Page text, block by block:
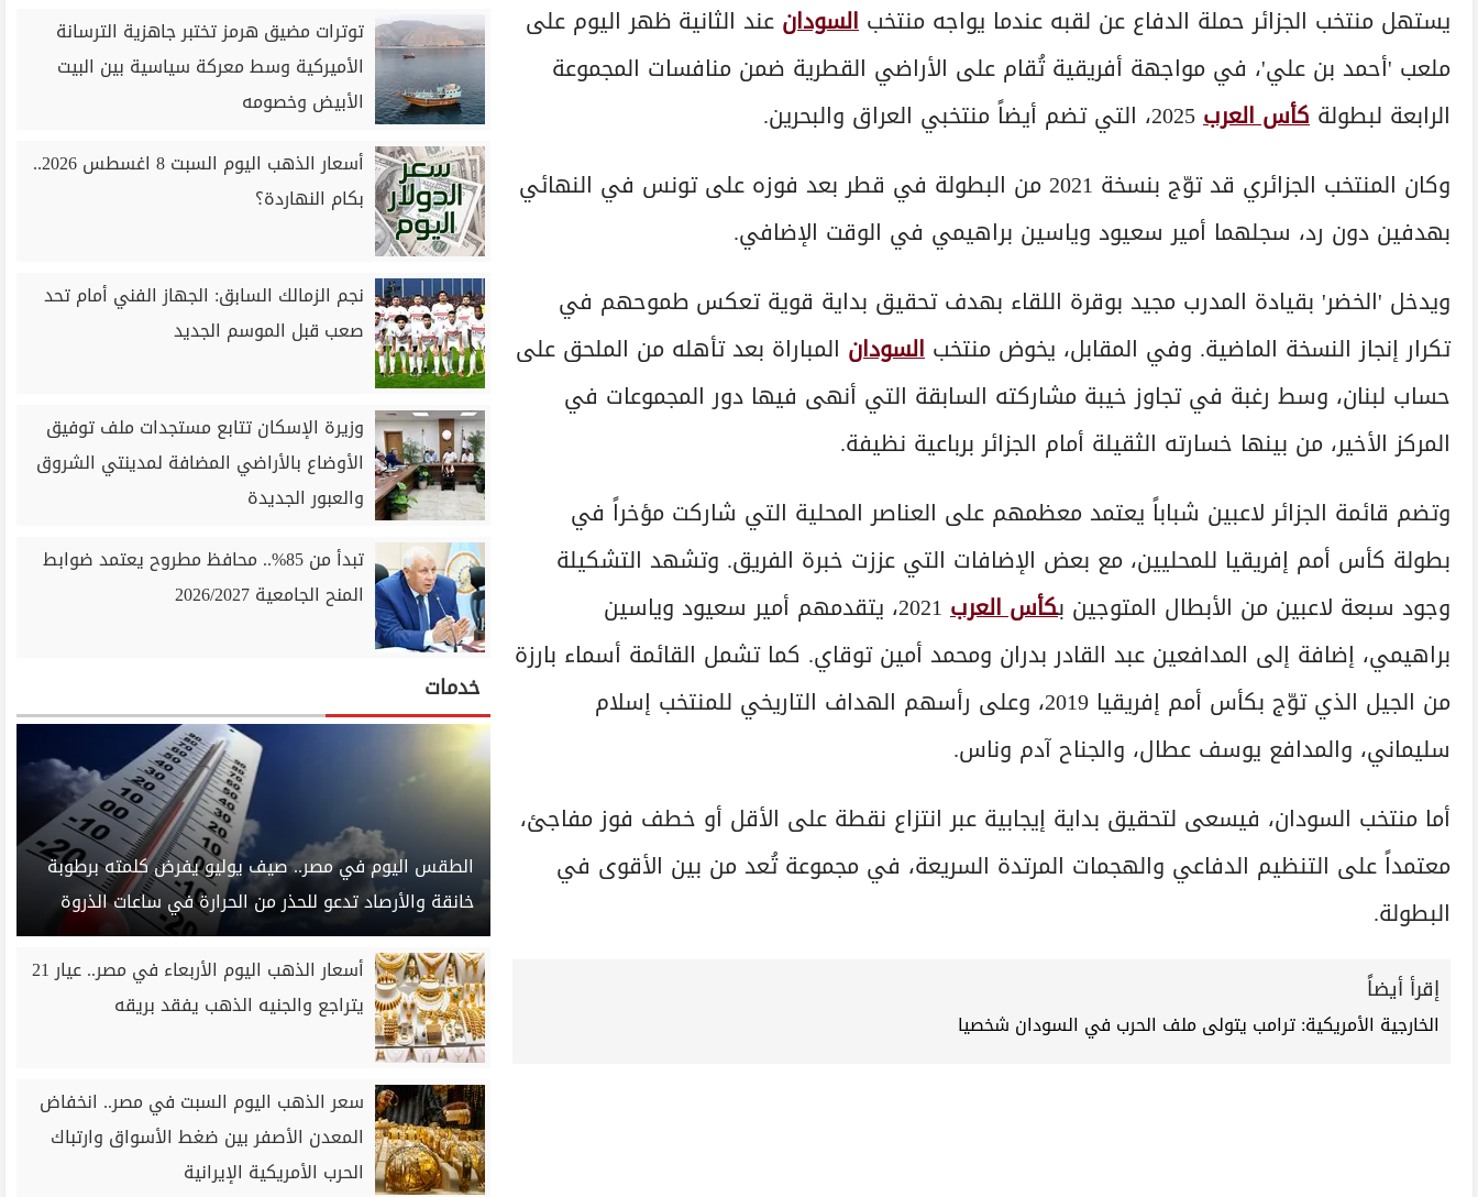
يستهل منتخب الجزائر حملة الدفاع عن لقبه عندما يواجه منتخب السودان عند الثانية ظهر اليوم على
ملعب 'أحمد بن علي'، في مواجهة أفريقية تُقام على الأراضي القطرية ضمن منافسات المجموعة
الرابعة لبطولة كأس العرب
وكان المنتخب الجزائري قد توّج بنسخة 2021 من البطولة في قطر بعد فوزه على تونس في النهائي
بهدفين دون رد، سجلهما أمير سعيود وياسين براهيمي في الوقت الإضافي.
ويدخل 'الخضر' بقيادة المدرب مجيد بوقرة اللقاء بهدف تحقيق بداية قوية تعكس طموحهم في
تكرار إنجاز النسخة الماضية. وفي المقابل، يخوض منتخب السودان المباراة بعد تأهله من الملحق على
حساب لبنان، وسط رغبة في تجاوز خيبة مشاركته السابقة التي أنهى فيها دور المجموعات في
المركز الأخير، من بينها خسارته الثقيلة أمام الجزائر برباعية نظيفة.
وتضم قائمة الجزائر لاعبين شباباً يعتمد معظمهم على العناصر المحلية التي شاركت مؤخراً في
بطولة كأس أمم إفريقيا للمحليين، مع بعض الإضافات التي عززت خبرة الفريق. وتشهد التشكيلة
وجود سبعة لاعبين من الأبطال المتوجين بكأس العرب
2021، يتقدمهم أمير سعيود وياسين
براهيمي، إضافة إلى المدافعين عبد القادر بدران ومحمد أمين توقاي. كما تشمل القائمة أسماء بارزة
من الجيل الذي توّج بكأس أمم إفريقيا 2019، وعلى رأسهم الهداف التاريخي للمنتخب إسلام
سليماني، والمدافع يوسف عطال، والجناح آدم وناس.
أما منتخب السودان، فيسعى لتحقيق بداية إيجابية عبر انتزاع نقطة على الأقل أو خطف فوز مفاجئ،
معتمداً على التنظيم الدفاعي والهجمات المرتدة السريعة، في مجموعة تُعد من بين الأقوى في
البطولة.
إقرأ أيضاً
الخارجية الأمريكية: ترامب يتولى ملف الحرب في السودان شخصيا
توترات مضيق هرمز تختبر جاهزية الترسانة
الأميركية وسط معركة سياسية بين البيت
الأبيض وخصومه
أسعار الذهب اليوم السبت 8 اغسطس 2026..
بكام النهاردة؟
نجم الزمالك السابق: الجهاز الفني أمام تحد
صعب قبل الموسم الجديد
وزيرة الإسكان تتابع مستجدات ملف توفيق
الأوضاع بالأراضي المضافة لمدينتي الشروق
والعبور الجديدة
تبدأ من 85%.. محافظ مطروح يعتمد ضوابط
المنح الجامعية 2026/2027
خدمات
الطقس اليوم في مصر.. صيف يوليو يفرض كلمته برطوبة
خانقة والأرصاد تدعو للحذر من الحرارة في ساعات الذروة
أسعار الذهب اليوم الأربعاء في مصر.. عيار 21
يتراجع والجنيه الذهب يفقد بريقه
سعر الذهب اليوم السبت في مصر.. انخفاض
المعدن الأصفر بين ضغط الأسواق وارتباك
الحرب الأمريكية الإيرانية